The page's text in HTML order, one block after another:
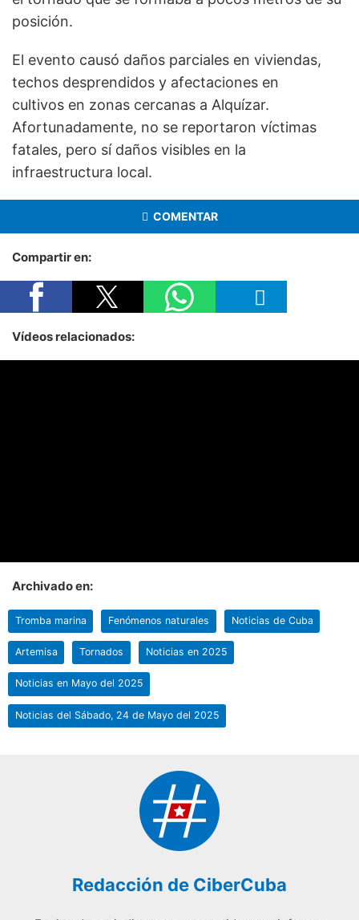
posición.
El evento causó daños parciales en viviendas,
techos desprendidos y afectaciones en
cultivos en zonas cercanas a Alquízar.
Afortunadamente, no se reportaron víctimas
fatales, pero sí daños visibles en la
infraestructura local.
COMENTAR
Compartir en:
Vídeos relacionados:
Archivado en:
Tromba marina Fenómenos naturales Noticias de Cuba
Artemisa Tornados Noticias en 2025
Noticias en Mayo del 2025
Noticias del Sábado, 24 de Mayo del 2025
Redacción de CiberCuba